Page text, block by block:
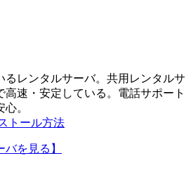
るレンタルサーバ。共用レンタルサ
高速・安定している。電話サポート
。
トール方法
バを見る 】